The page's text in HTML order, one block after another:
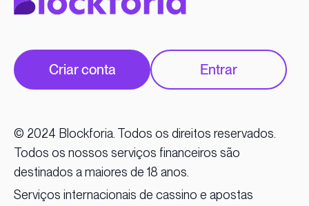
Criar conta Entrar
© 2024 Blockforia. Todos os direitos reservados.
Todos os nossos serviços financeiros são
destinados a maiores de 18 anos.
Serviços internacionais de cassino e apostas